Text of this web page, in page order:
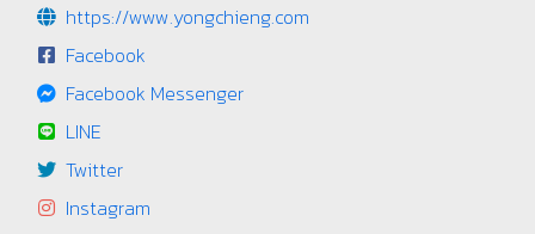
https://www.yongchieng.com
Facebook
Facebook Messenger
LINE
Twitter
Instagram